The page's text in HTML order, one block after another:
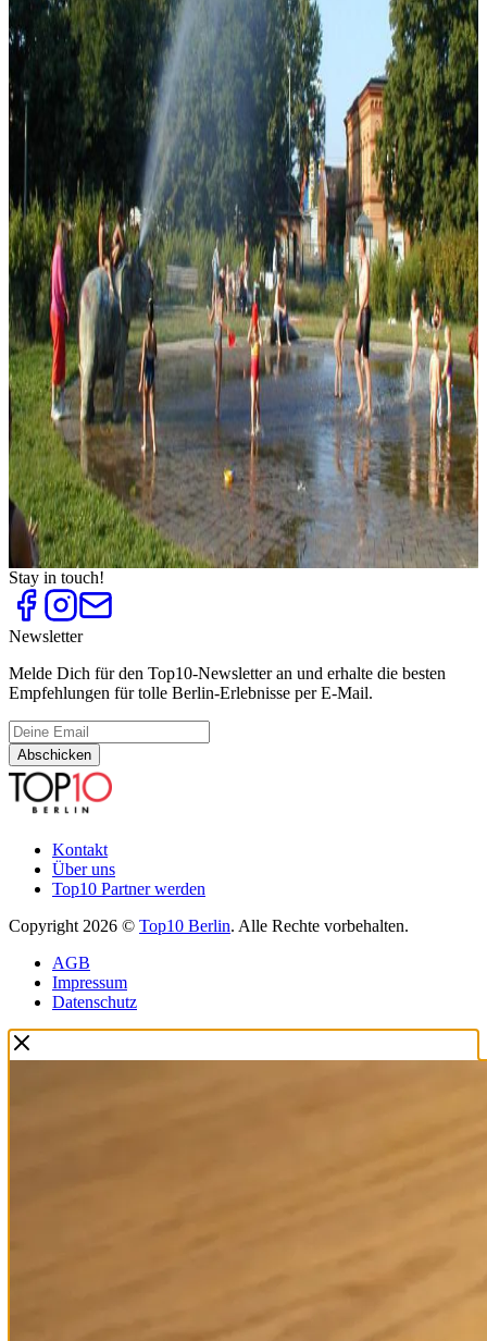
Ausflugsziele in Brandenburg für Kinder und Familien
Top
Berlin mit Hund
10
Garten Tipps und Urban Gardening
Top
Grillen im Park
Top
Hunde Auslaufgebiete
Top10
Joggingstrecken
Top10
Kinderbauernhöfe
Top 10
Orte für einen tollen Ausblick
Top 10
Parks
Top10
Picknickplätze und Picknickkorb-Verleih
Top10
Rodelbahnen
Top 10
Schifffahrt in Berlin
Top 10
Sommer-Tipps und Aktivitäten
Top10
Spielplätze
Top10
Wasserspielplätze
Stay in touch!
Newsletter
Melde Dich für den Top10-Newsletter an und erhalte die besten
Empfehlungen für tolle Berlin-Erlebnisse per E-Mail.
Abschicken
Kontakt
Über uns
Top10 Partner werden
Copyright 2026 © Top10 Berlin. Alle Rechte vorbehalten.
AGB
Impressum
Datenschutz